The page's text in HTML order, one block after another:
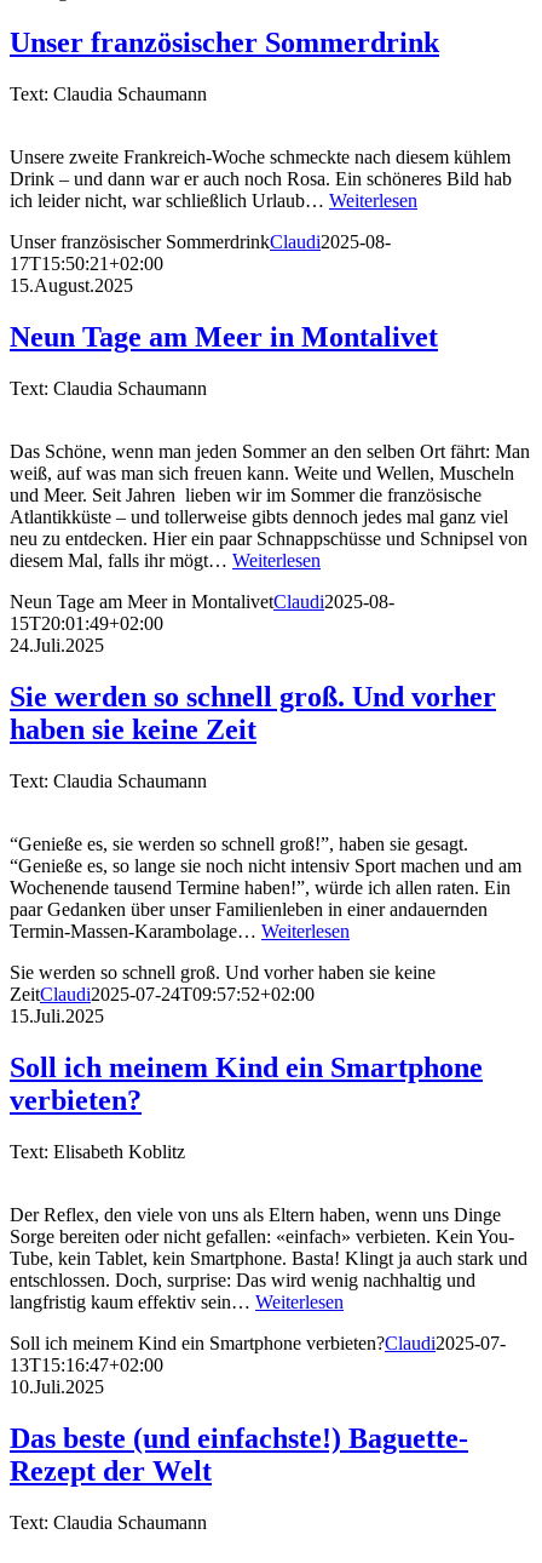
Unser französischer Sommerdrink
Text: Claudia Schaumann
Unsere zweite Frankreich-Woche schmeckte nach diesem kühlem
Drink – und dann war er auch noch Rosa. Ein schöneres Bild hab
ich leider nicht, war schließlich Urlaub… Weiterlesen
Unser französischer SommerdrinkClaudi2025-08-
17T15:50:21+02:00
15.August.2025
Neun Tage am Meer in Montalivet
Text: Claudia Schaumann
Das Schöne, wenn man jeden Sommer an den selben Ort fährt: Man
weiß, auf was man sich freuen kann. Weite und Wellen, Muscheln
und Meer. Seit Jahren lieben wir im Sommer die französische
Atlantikküste – und tollerweise gibts dennoch jedes mal ganz viel
neu zu entdecken. Hier ein paar Schnappschüsse und Schnipsel von
diesem Mal, falls ihr mögt… Weiterlesen
Neun Tage am Meer in MontalivetClaudi2025-08-
15T20:01:49+02:00
24.Juli.2025
Sie werden so schnell groß. Und vorher
haben sie keine Zeit
Text: Claudia Schaumann
“Genieße es, sie werden so schnell groß!”, haben sie gesagt.
“Genieße es, so lange sie noch nicht intensiv Sport machen und am
Wochenende tausend Termine haben!”, würde ich allen raten. Ein
paar Gedanken über unser Familienleben in einer andauernden
Termin-Massen-Karambolage… Weiterlesen
Sie werden so schnell groß. Und vorher haben sie keine
ZeitClaudi2025-07-24T09:57:52+02:00
15.Juli.2025
Soll ich meinem Kind ein Smartphone
verbieten?
Text: Elisabeth Koblitz
Der Reflex, den viele von uns als Eltern haben, wenn uns Dinge
Sorge bereiten oder nicht gefallen: «einfach» verbieten. Kein You-
Tube, kein Tablet, kein Smartphone. Basta! Klingt ja auch stark und
entschlossen. Doch, surprise: Das wird wenig nachhaltig und
langfristig kaum effektiv sein… Weiterlesen
Soll ich meinem Kind ein Smartphone verbieten?Claudi2025-07-
13T15:16:47+02:00
10.Juli.2025
Das beste (und einfachste!) Baguette-
Rezept der Welt
Text: Claudia Schaumann